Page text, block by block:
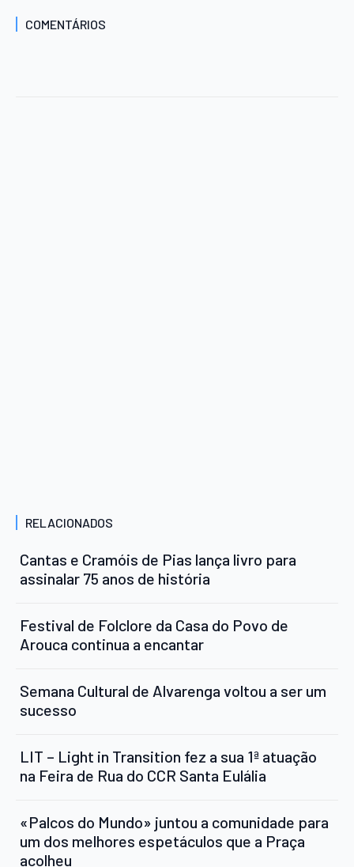
COMENTÁRIOS
RELACIONADOS
Cantas e Cramóis de Pias lança livro para
assinalar 75 anos de história
Festival de Folclore da Casa do Povo de
Arouca continua a encantar
Semana Cultural de Alvarenga voltou a ser um
sucesso
LIT – Light in Transition fez a sua 1ª atuação
na Feira de Rua do CCR Santa Eulália
«Palcos do Mundo» juntou a comunidade para
um dos melhores espetáculos que a Praça
acolheu